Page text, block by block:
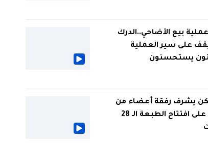
بيع الأضاحي..الدرك
على سير العملية
يستحسنون
يشرف رفقة أعضاء من
الحكومة على افتتاح الطبعة الـ 28